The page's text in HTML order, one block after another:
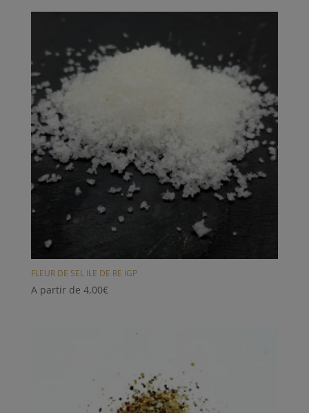
FLEUR DE SEL ILE DE RE IGP
A partir de 4,00€